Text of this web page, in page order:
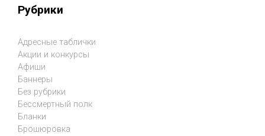
Рубрики
Адресные таблички
Акции и конкурсы
Афиши
Баннеры
Без рубрики
Бессмертный полк
Бланки
Брошюровка